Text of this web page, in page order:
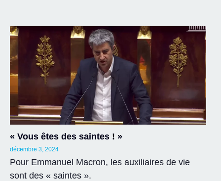
« Vous êtes des saintes ! »
décembre 3, 2024
Pour Emmanuel Macron, les auxiliaires de vie
sont des « saintes ».